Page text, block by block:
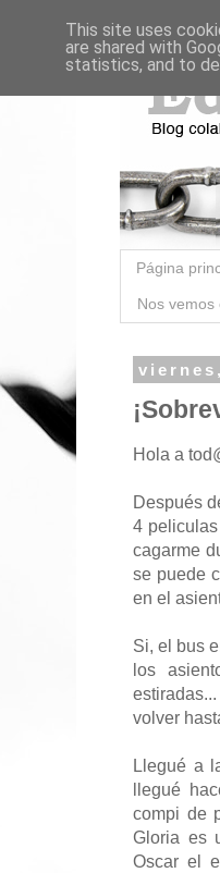
Página
Nos vemos
Hola a
Después
4
cagarme
se puede
en el
Si, el bus
los
volver
Llegué a
llegué
compi de
Gloria es
Oscar el
This site uses
are shared with
statistics, and to